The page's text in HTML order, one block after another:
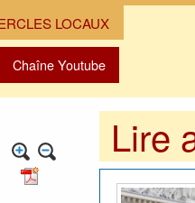
LOCAUX
Chaîne Youtube
Lire